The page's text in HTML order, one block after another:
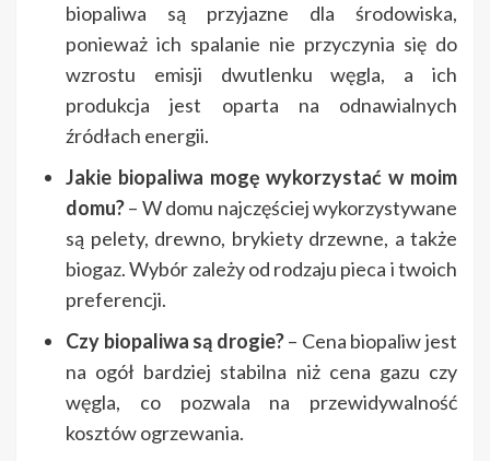
biopaliwa są przyjazne dla środowiska,
ponieważ ich spalanie nie przyczynia się do
wzrostu emisji dwutlenku węgla, a ich
produkcja jest oparta na odnawialnych
źródłach energii.
Jakie biopaliwa mogę wykorzystać w moim
domu?– W domu najczęściej wykorzystywane
są pelety, drewno, brykiety drzewne, a także
biogaz. Wybór zależy od rodzaju pieca i twoich
preferencji.
Czy biopaliwa są drogie?– Cena biopaliw jest
na ogół bardziej stabilna niż cena gazu czy
węgla, co pozwala na przewidywalność
kosztów ogrzewania.